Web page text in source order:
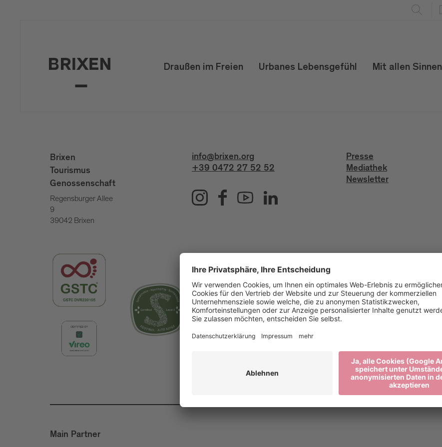
Draußen im Freien Urbanes Lebensgefühl Mit allen Sinnen
Brixen
Tourismus
Genossenschaft
Regensburger Allee
9
39042 Brixen
info@brixen.org
+39 0472 27 52 52
Presse
Mediathek
Newsletter
Main Partner